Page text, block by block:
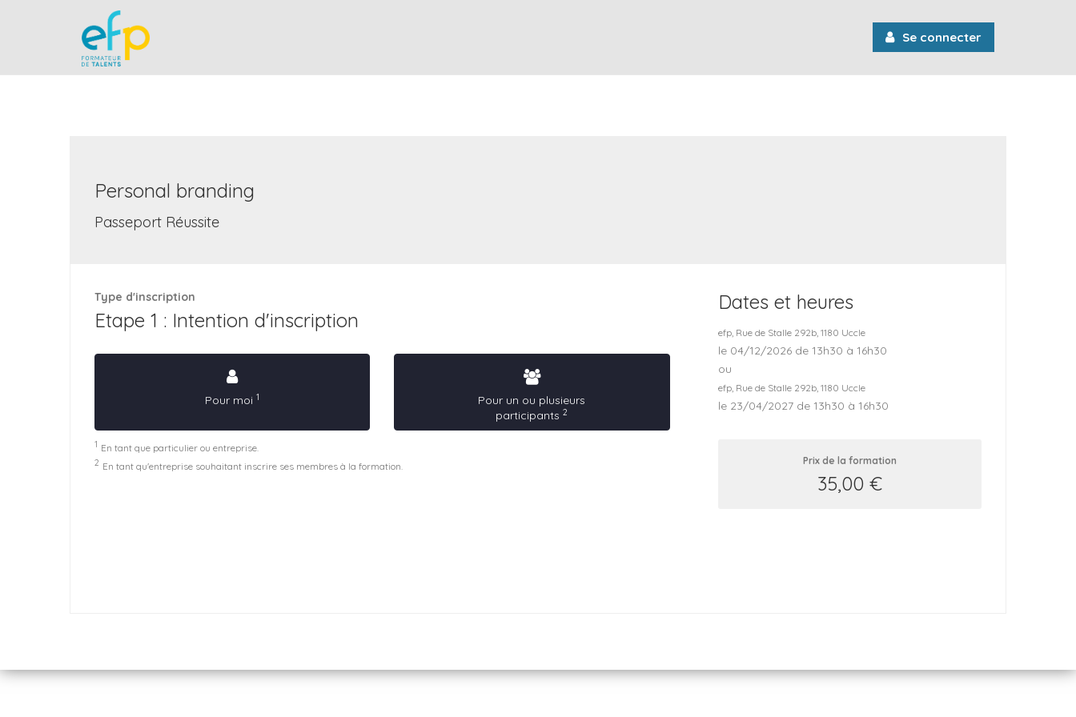
Se connecter
Personal branding
Passeport Réussite
Type d'inscription
Etape 1 : Intention d'inscription
Pour moi1
Pour un ou plusieurs
participants2
1 En tant que particulier ou entreprise.
2 En tant qu'entreprise souhaitant inscrire ses membres à la formation.
Dates et heures
efp, Rue de Stalle 292b, 1180 Uccle
le 04/12/2026 de 13h30 à 16h30
ou
efp, Rue de Stalle 292b, 1180 Uccle
le 23/04/2027 de 13h30 à 16h30
Prix de la formation
35,00 €